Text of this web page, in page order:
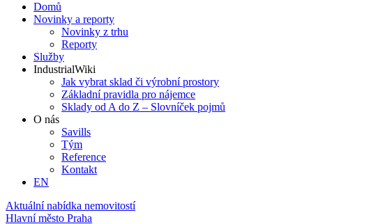
Domů
Novinky a reporty
Novinky z trhu
Reporty
Služby
IndustrialWiki
Jak vybrat sklad či výrobní prostory
Základní pravidla pro nájemce
Sklady od A do Z – Slovníček pojmů
O nás
Savills
Tým
Reference
Kontakt​
EN
Aktuální nabídka nemovitostí
Hlavní město Praha